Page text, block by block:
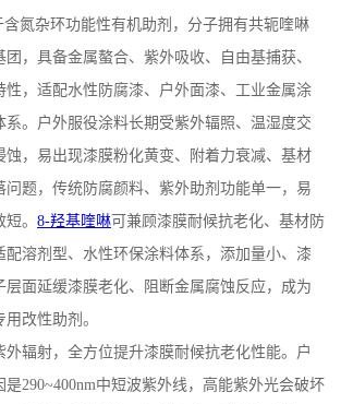
氮杂环功能性有机助剂，分子拥有共轭喹啉
，具备金属螯合、紫外吸收、自由基捕获、
性，适配水性防腐漆、户外面漆、工业金属涂
系。户外服役涂料长期受紫外辐照、温湿度交
蚀，易出现漆膜粉化黄变、附着力衰减、基材
问题，传统防腐颜料、紫外助剂功能单一，易
。 8-羟基喹啉可兼顾漆膜耐候抗老化、基材防
配溶剂型、水性环保涂料体系，添加量小、漆
层面延缓漆膜老化、阻断金属腐蚀反应，成为
改性助剂。
外辐射，全方位提升漆膜耐候抗老化性能。户
是290~400nm中短波紫外线，高能紫外光会破坏